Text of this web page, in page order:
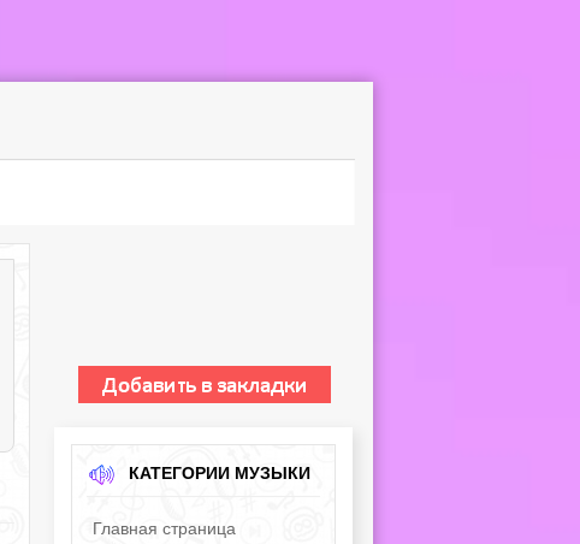
КАТЕГОРИИ МУЗЫКИ
Главная страница